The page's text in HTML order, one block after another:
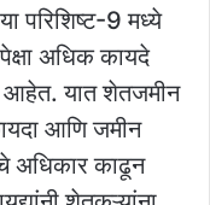
परिशिष्ट-9 मध्ये
अधिक कायदे
आहेत. यात शेतजमीन
आणि जमीन
अधिकार काढून